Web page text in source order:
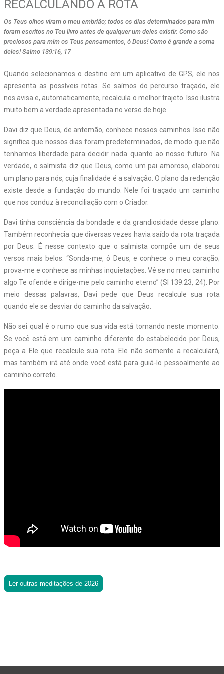
RECALCULANDO A ROTA
Os Teus olhos viram o meu embrião; todos os dias determinados para mim
foram escritos no Teu livro antes de qualquer um deles existir. Como são
preciosos para mim os Teus pensamentos, ó Deus! Como é grande a soma
deles! Salmo 139:16, 17
Quando selecionamos o destino em um aplicativo de GPS, ele nos
apresenta as possíveis rotas. Se saímos do percurso traçado, ele
nos avisa e, automaticamente, recalcula o melhor trajeto. Isso ilustra
muito bem a verdade apresentada no verso de hoje.
Davi diz que Deus, de antemão, conhece nossos caminhos. Isso não
significa que nossos dias foram predeterminados, de modo que não
tenhamos liberdade para decidir nada quanto ao nosso futuro. Na
verdade, o salmista diz que Deus, como um pai amoroso, elaborou
um plano para nós, cuja finalidade é a salvação. O plano da redenção
existe desde a fundação do mundo. Nele foi traçado um caminho
que nos conduz à reconciliação com o Criador.
Davi tinha consciência da bondade e da grandiosidade desse plano.
Também reconhecia que diversas vezes havia saído da rota traçada
por Deus. É nesse contexto que o salmista compõe um de seus
versos mais belos: “Sonda-me, ó Deus, e conhece o meu coração;
prova-me e conhece as minhas inquietações. Vê se no meu caminho
algo Te ofende e dirige-me pelo caminho eterno” (Sl 139:23, 24). Por
meio dessas palavras, Davi pede que Deus recalcule sua rota
quando ele se desviar do caminho da salvação.
Não sei qual é o rumo que sua vida está tomando neste momento.
Se você está em um caminho diferente do estabelecido por Deus,
peça a Ele que recalcule sua rota. Ele não somente a recalculará,
mas também irá até onde você está para guiá-lo pessoalmente ao
caminho correto.
Ler outras meditações de 2026